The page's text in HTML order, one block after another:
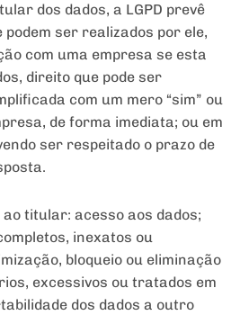
dos dados, a LGPD prevê
podem ser realizados por ele,
com uma empresa se esta
direito que pode ser
com um mero “sim” ou
de forma imediata; ou em
ser respeitado o prazo de
ao titular: acesso aos dados;
inexatos ou
bloqueio ou eliminação
excessivos ou tratados em
dos dados a outro